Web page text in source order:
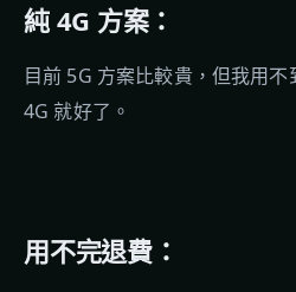
純 4G 方案：
目前 5G 方案比較貴，但我用
4G 就好了。
用不完退費：